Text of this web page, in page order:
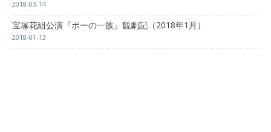
2018-03-14
宝塚花組公演『ポーの一族』観劇記（2018年1月）
2018-01-13